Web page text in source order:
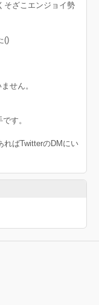
そざこエンジョイ勢
()
せん。
す。
ればTwitterのDMにい